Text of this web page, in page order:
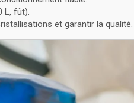
L, fût).
et garantir la qualité.